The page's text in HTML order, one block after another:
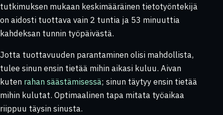
tutkimuksen mukaan keskimääräinen tietotyöntekijä
on aidosti tuottava vain 2 tuntia ja 53 minuuttia
kahdeksan tunnin työpäivästä.
Jotta tuottavuuden parantaminen olisi mahdollista,
tulee sinun ensin tietää mihin aikasi kuluu. Aivan
kuten rahan säästämisessä; sinun täytyy ensin tietää
mihin kulutat. Optimaalinen tapa mitata työaikaa
riippuu täysin sinusta.